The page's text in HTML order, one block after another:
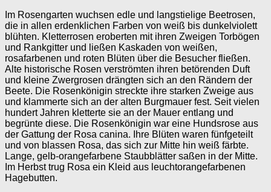
Im Rosengarten wuchsen edle und langstielige Beetrosen,
die in allen erdenklichen Farben von weiß bis dunkelviolett
blühten. Kletterrosen eroberten mit ihren Zweigen Torbögen
und Rankgitter und ließen Kaskaden von weißen,
rosafarbenen und roten Blüten über die Besucher fließen.
Alte historische Rosen verströmten ihren betörenden Duft
und kleine Zwergrosen drängten sich an den Rändern der
Beete. Die Rosenkönigin streckte ihre starken Zweige aus
und klammerte sich an der alten Burgmauer fest. Seit vielen
hundert Jahren kletterte sie an der Mauer entlang und
begrünte diese. Die Rosenkönigin war eine Hundsrose aus
der Gattung der Rosa canina. Ihre Blüten waren fünfgeteilt
und von blassen Rosa, das sich zur Mitte hin weiß färbte.
Lange, gelb-orangefarbene Staubblätter saßen in der Mitte.
Im Herbst trug Rosa ein Kleid aus leuchtorangefarbenen
Hagebutten.